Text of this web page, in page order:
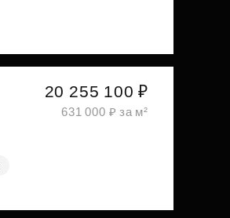
20 255 100 ₽
631 000 ₽ за м²